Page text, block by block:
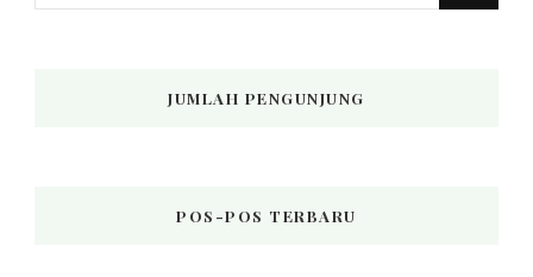
JUMLAH PENGUNJUNG
POS-POS TERBARU